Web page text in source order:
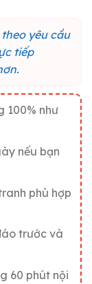
yêu cầu
tiếp
100% như
nếu bạn
phù hợp
trước và
60 phút nội